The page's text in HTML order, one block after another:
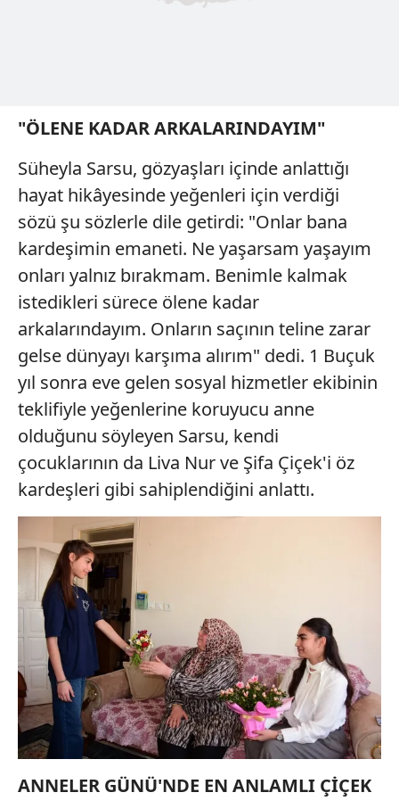
"ÖLENE KADAR ARKALARINDAYIM"
Süheyla Sarsu, gözyaşları içinde anlattığı
hayat hikâyesinde yeğenleri için verdiği
sözü şu sözlerle dile getirdi: "Onlar bana
kardeşimin emaneti. Ne yaşarsam yaşayım
onları yalnız bırakmam. Benimle kalmak
istedikleri sürece ölene kadar
arkalarındayım. Onların saçının teline zarar
gelse dünyayı karşıma alırım" dedi. 1 Buçuk
yıl sonra eve gelen sosyal hizmetler ekibinin
teklifiyle yeğenlerine koruyucu anne
olduğunu söyleyen Sarsu, kendi
çocuklarının da Liva Nur ve Şifa Çiçek'i öz
kardeşleri gibi sahiplendiğini anlattı.
ANNELER GÜNÜ'NDE EN ANLAMLI ÇİÇEK